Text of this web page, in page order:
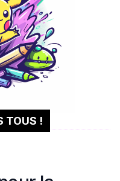
TOUS !